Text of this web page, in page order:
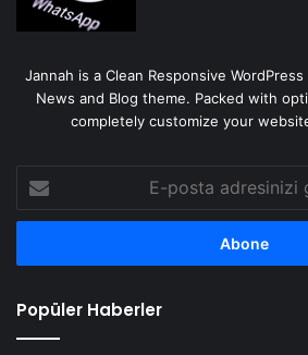
Jannah is a Clean Responsive
News and Blog theme. Packed with
completely customize your
posta
adresinizi
Popüler Haberler